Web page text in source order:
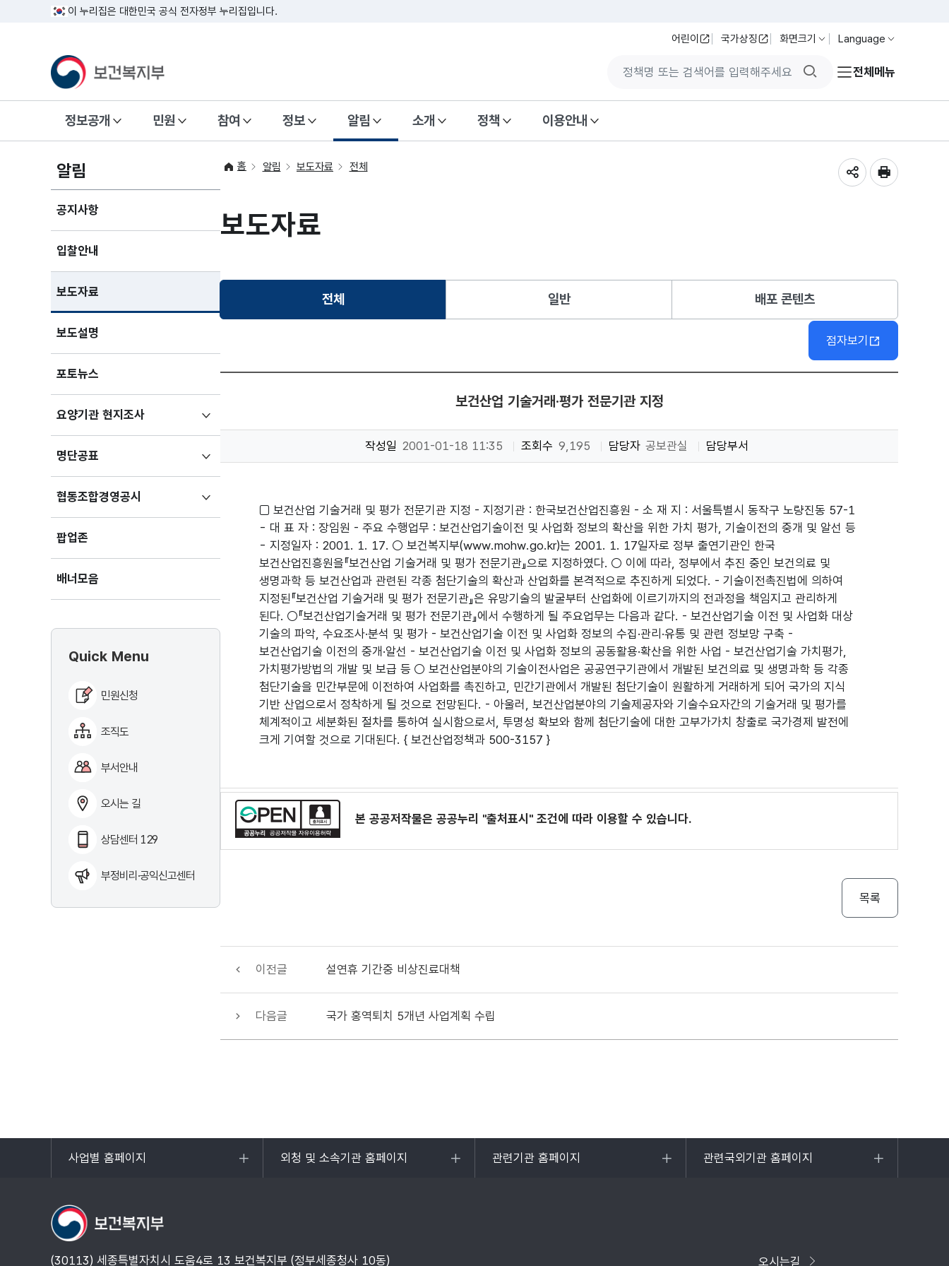
이 누리집은 대한민국 공식 전자정부 누리집입니다.
어린이 국가상징 화면크기 Language
검색버튼전체메뉴
정보공개 민원 참여 정보 알림 소개 정책 이용안내
알림
공지사항
입찰안내
보도자료
보도설명
포토뉴스
요양기관 현지조사하위메뉴
펼치기
명단공표
펼치기
협동조합경영공시
펼치기
팝업존
배너모음
Quick Menu
민원신청
조직도
부서안내
오시는 길
상담센터 129
부정비리·공익신고센터
홈 알림 보도자료 전체
보도자료
전체선택됨 일반 배포 콘텐츠
점자보기
보건산업 기술거래·평가 전문기관 지정
작성일 2001-01-18 11:35 조회수 9,195 담당자 공보관실 담당부서
□ 보건산업 기술거래 및 평가 전문기관 지정 - 지정기관 : 한국보건산업진흥원 - 소 재 지 : 서울특별시 동작구 노량진동 57-1
- 대 표 자 : 장임원 - 주요 수행업무 : 보건산업기술이전 및 사업화 정보의 확산을 위한 가치 평가, 기술이전의 중개 및 알선 등
- 지정일자 : 2001. 1. 17. ○ 보건복지부(www.mohw.go.kr)는 2001. 1. 17일자로 정부 출연기관인 한국
보건산업진흥원을『보건산업 기술거래 및 평가 전문기관』으로 지정하였다. ○ 이에 따라, 정부에서 추진 중인 보건의료 및
생명과학 등 보건산업과 관련된 각종 첨단기술의 확산과 산업화를 본격적으로 추진하게 되었다. - 기술이전촉진법에 의하여
지정된『보건산업 기술거래 및 평가 전문기관』은 유망기술의 발굴부터 산업화에 이르기까지의 전과정을 책임지고 관리하게
된다. ○『보건산업기술거래 및 평가 전문기관』에서 수행하게 될 주요업무는 다음과 같다. - 보건산업기술 이전 및 사업화 대상
기술의 파악, 수요조사·분석 및 평가 - 보건산업기술 이전 및 사업화 정보의 수집·관리·유통 및 관련 정보망 구축 -
보건산업기술 이전의 중개·알선 - 보건산업기술 이전 및 사업화 정보의 공동활용·확산을 위한 사업 - 보건산업기술 가치평가,
가치평가방법의 개발 및 보급 등 ○ 보건산업분야의 기술이전사업은 공공연구기관에서 개발된 보건의료 및 생명과학 등 각종
첨단기술을 민간부문에 이전하여 사업화를 촉진하고, 민간기관에서 개발된 첨단기술이 원활하게 거래하게 되어 국가의 지식
기반 산업으로서 정착하게 될 것으로 전망된다. - 아울러, 보건산업분야의 기술제공자와 기술수요자간의 기술거래 및 평가를
체계적이고 세분화된 절차를 통하여 실시함으로서, 투명성 확보와 함께 첨단기술에 대한 고부가가치 창출로 국가경제 발전에
크게 기여할 것으로 기대된다. { 보건산업정책과 500-3157 }
본 공공저작물은 공공누리 "출처표시" 조건에 따라 이용할 수 있습니다.
목록
이전글 설연휴 기간중 비상진료대책
다음글 국가 홍역퇴치 5개년 사업계획 수립
사업별 홈페이지
목록
외청 및 소속기관 홈페이지
목록
관련기관 홈페이지
목록
관련국외기관 홈페이지
목록
(30113) 세종특별자치시 도움4로 13 보건복지부 (정부세종청사 10동) 오시는길